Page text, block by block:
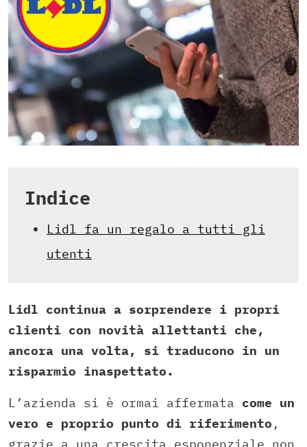
Indice
Lidl fa un regalo a tutti gli
utenti
Lidl continua a sorprendere i propri
clienti con novità allettanti che,
ancora una volta, si traducono in un
risparmio inaspettato.
L’azienda si è ormai affermata come un
vero e proprio punto di riferimento ,